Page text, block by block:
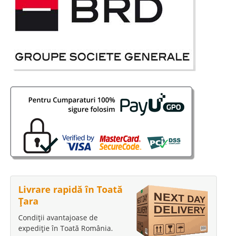
Livrare rapidă în Toată
Țara
Condiții avantajoase de
expediție în Toată România.